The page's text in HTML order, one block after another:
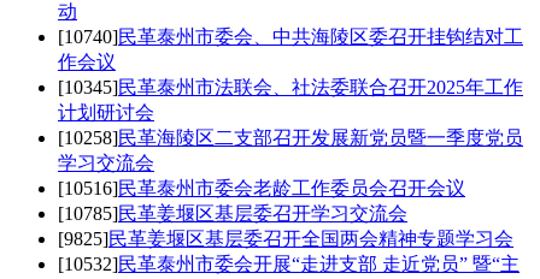
动
[10740]民革泰州市委会、中共海陵区委召开挂钩结对工
作会议
[10345]民革泰州市法联会、社法委联合召开2025年工作
计划研讨会
[10258]民革海陵区二支部召开发展新党员暨一季度党员
学习交流会
[10516]民革泰州市委会老龄工作委员会召开会议
[10785]民革姜堰区基层委召开学习交流会
[9825]民革姜堰区基层委召开全国两会精神专题学习会
[10532]民革泰州市委会开展“走进支部 走近党员” 暨“主